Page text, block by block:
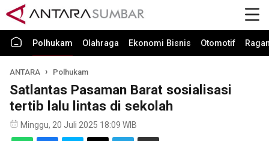
Polhukam Olahraga Ekonomi Bisnis Otomotif
ANTARA Polhukam
Satlantas Pasaman Barat sosialisasi
tertib lalu lintas di sekolah
Minggu, 20 Juli 2025 18:09 WIB